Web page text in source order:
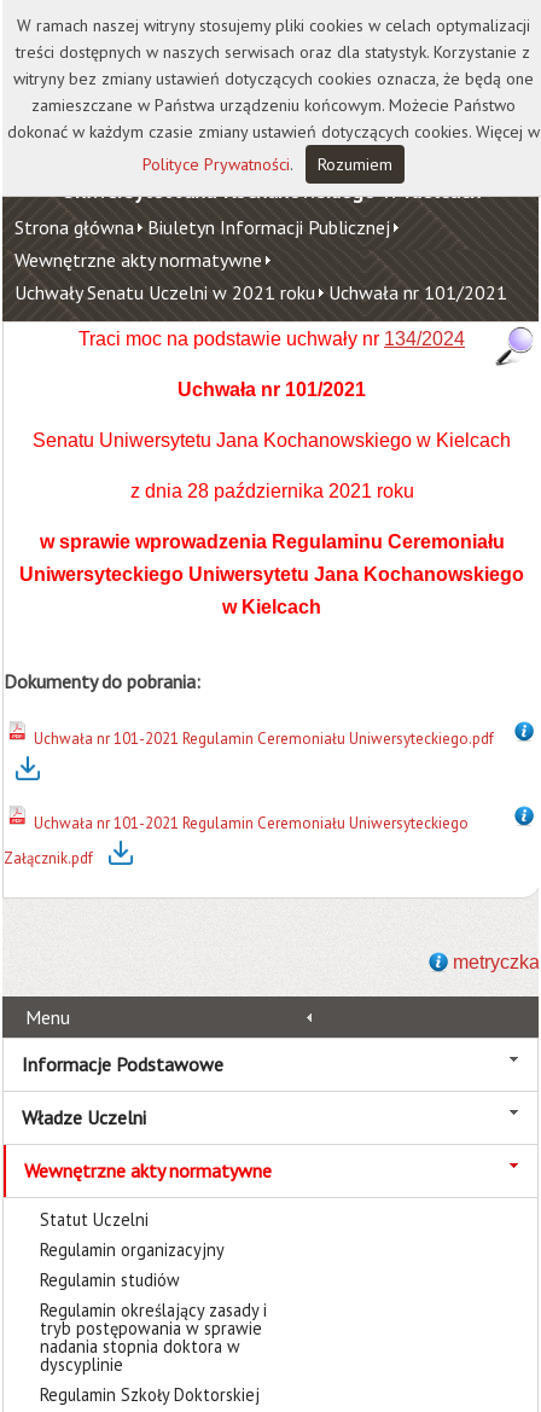
Kontakt Biblioteka
Wydawnictwo
Wirtualna Uczelnia
Uniwersytet Jana Kochanowskiego w Kielcach
Strona główna Biuletyn Informacji Publicznej
Wewnętrzne akty normatywne
Uchwały Senatu Uczelni w 2021 roku Uchwała nr 101/2021
Traci moc na podstawie uchwały nr 134/2024
Uchwała nr 101/2021
Senatu Uniwersytetu Jana Kochanowskiego w Kielcach
z dnia 28 października 2021 roku
w sprawie wprowadzenia Regulaminu Ceremoniału
Uniwersyteckiego Uniwersytetu Jana Kochanowskiego
w Kielcach
Dokumenty do pobrania:
Uchwała nr 101-2021 Regulamin Ceremoniału Uniwersyteckiego.pdf
Uchwała nr 101-2021 Regulamin Ceremoniału Uniwersyteckiego
Załącznik.pdf
metryczka
Menu
Informacje Podstawowe
Władze Uczelni
Wewnętrzne akty normatywne
Statut Uczelni
Regulamin organizacyjny
Regulamin studiów
Regulamin określający zasady i
tryb postępowania w sprawie
nadania stopnia doktora w
dyscyplinie
Regulamin Szkoły Doktorskiej
W ramach naszej witryny stosujemy pliki cookies w celach optymalizacji
treści dostępnych w naszych serwisach oraz dla statystyk. Korzystanie z
witryny bez zmiany ustawień dotyczących cookies oznacza, że będą one
zamieszczane w Państwa urządzeniu końcowym. Możecie Państwo
dokonać w każdym czasie zmiany ustawień dotyczących cookies. Więcej w
Polityce Prywatności. Rozumiem